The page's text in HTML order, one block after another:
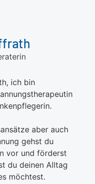
ich bin
aber auch
gehst du
vor und förderst
du deinen Alltag
möchtest.